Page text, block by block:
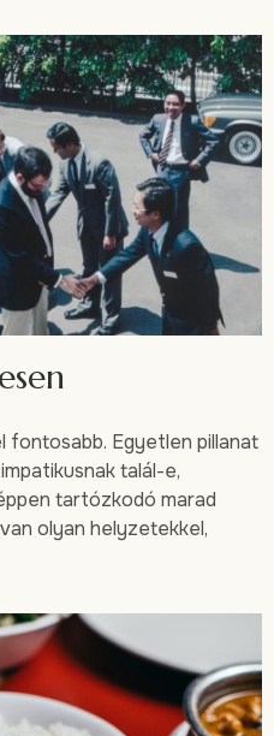
fontosabb. Egyetlen pillanat
talál-e,
tartózkodó marad
olyan helyzetekkel,